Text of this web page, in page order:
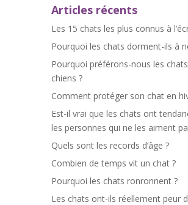
Articles récents
Les 15 chats les plus connus à
Pourquoi les chats dorment-ils à
Pourquoi préférons-nous les
chiens ?
Comment protéger son chat en
Est-il vrai que les chats ont
les personnes qui ne les aiment
Quels sont les records d’âge ?
Combien de temps vit un chat ?
Pourquoi les chats ronronnent ?
Les chats ont-ils réellement peur